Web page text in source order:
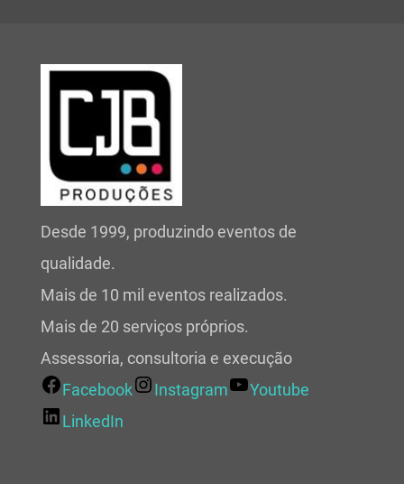
Desde 1999, produzindo eventos de
qualidade.
Mais de 10 mil eventos realizados.
Mais de 20 serviços próprios.
Assessoria, consultoria e execução
Facebook
Instagram
Youtube
LinkedIn